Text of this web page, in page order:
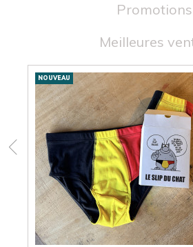
Promotions
Meilleures
Nouveautés
NOUVEAU